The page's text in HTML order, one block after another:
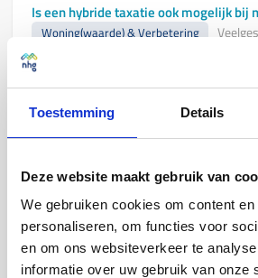
Toestemming Details
Deze website maakt gebruik van
We gebruiken cookies om content
personaliseren, om functies voor
en om ons websiteverkeer te
informatie over uw gebruik van onze
Is een hybride taxatie ook mogelijk bij
Woning(waarde) & Verbetering
2026
Woning(waarde) & Verbetering